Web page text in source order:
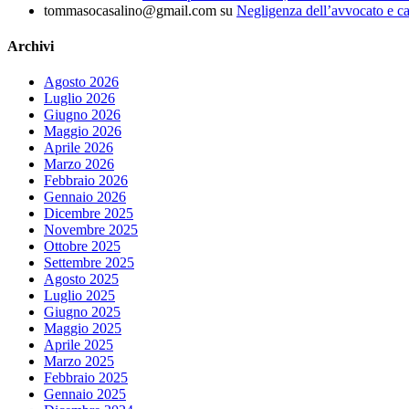
tommasocasalino@gmail.com su Negligenza dell’avvocato e
Archivi
Agosto 2026
Luglio 2026
Giugno 2026
Maggio 2026
Aprile 2026
Marzo 2026
Febbraio 2026
Gennaio 2026
Dicembre 2025
Novembre 2025
Ottobre 2025
Settembre 2025
Agosto 2025
Luglio 2025
Giugno 2025
Maggio 2025
Aprile 2025
Marzo 2025
Febbraio 2025
Gennaio 2025